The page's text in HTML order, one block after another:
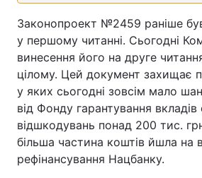
Законопроект №2459 раніше
у першому читанні. Сьогодні
винесення його на друге
цілому. Цей документ захищає
у яких сьогодні зовсім мало
від Фонду гарантування вкладів
відшкодувань понад 200 тис.
більша частина коштів йшла на
рефінансування Нацбанку.